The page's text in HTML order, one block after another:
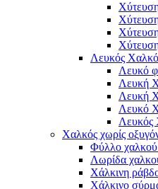
Λευκός
Λευκό
Λευκή
Λευκή
Λευκό
Λευκός
Χαλκός χωρίς
Φύλλο χαλκού
Λωρίδα
Χάλκινη
Χάλκινο